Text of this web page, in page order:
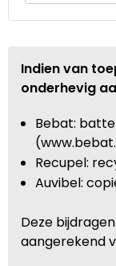
Indien van
onderhevig
Bebat:
Recupel:
Auvibel:
Deze
aangerekend